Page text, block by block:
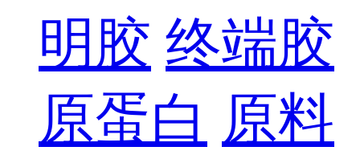
明胶 终端胶
原蛋白 原料